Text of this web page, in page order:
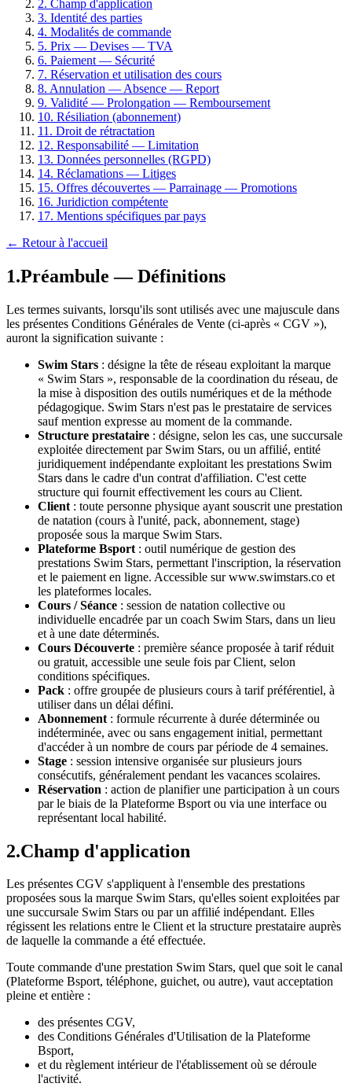
2. Champ d'application
3. Identité des parties
4. Modalités de commande
5. Prix — Devises — TVA
6. Paiement — Sécurité
7. Réservation et utilisation des cours
8. Annulation — Absence — Report
9. Validité — Prolongation — Remboursement
10. Résiliation (abonnement)
11 . Droit de rétractation
12. Responsabilité — Limitation
13. Données personnelles (RGPD)
14. Réclamations — Litiges
15. Offres découvertes — Parrainage — Promotions
16. Juridiction compétente
17. Mentions spécifiques par pays
← Retour à l'accueil
1.Préambule — Définitions
Les termes suivants, lorsqu'ils sont utilisés avec une majuscule dans
les présentes Conditions Générales de Vente (ci-après « CGV »),
auront la signification suivante :
Swim Stars : désigne la tête de réseau exploitant la marque
« Swim Stars », responsable de la coordination du réseau, de
la mise à disposition des outils numériques et de la méthode
pédagogique. Swim Stars n'est pas le prestataire de services
sauf mention expresse au moment de la commande.
Structure prestataire : désigne, selon les cas, une succursale
exploitée directement par Swim Stars, ou un affilié, entité
juridiquement indépendante exploitant les prestations Swim
Stars dans le cadre d'un contrat d'affiliation. C'est cette
structure qui fournit effectivement les cours au Client.
Client : toute personne physique ayant souscrit une prestation
de natation (cours à l'unité, pack, abonnement, stage)
proposée sous la marque Swim Stars.
Plateforme Bsport : outil numérique de gestion des
prestations Swim Stars, permettant l'inscription, la réservation
et le paiement en ligne. Accessible sur www.swimstars.co et
les plateformes locales.
Cours / Séance : session de natation collective ou
individuelle encadrée par un coach Swim Stars, dans un lieu
et à une date déterminés.
Cours Découverte : première séance proposée à tarif réduit
ou gratuit, accessible une seule fois par Client, selon
conditions spécifiques.
Pack : offre groupée de plusieurs cours à tarif préférentiel, à
utiliser dans un délai défini.
Abonnement : formule récurrente à durée déterminée ou
indéterminée, avec ou sans engagement initial, permettant
d'accéder à un nombre de cours par période de 4 semaines.
Stage : session intensive organisée sur plusieurs jours
consécutifs, généralement pendant les vacances scolaires.
Réservation : action de planifier une participation à un cours
par le biais de la Plateforme Bsport ou via une interface ou
représentant local habilité.
2.Champ d'application
Les présentes CGV s'appliquent à l'ensemble des prestations
proposées sous la marque Swim Stars, qu'elles soient exploitées par
une succursale Swim Stars ou par un affilié indépendant. Elles
régissent les relations entre le Client et la structure prestataire auprès
de laquelle la commande a été effectuée.
Toute commande d'une prestation Swim Stars, quel que soit le canal
(Plateforme Bsport, téléphone, guichet, ou autre), vaut acceptation
pleine et entière :
des présentes CGV,
des Conditions Générales d'Utilisation de la Plateforme
Bsport,
et du règlement intérieur de l'établissement où se déroule
l'activité.